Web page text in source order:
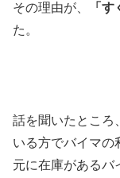
その理由が、 「
た。
話を聞いたところ
いる方でバイマの
元に在庫があるバ